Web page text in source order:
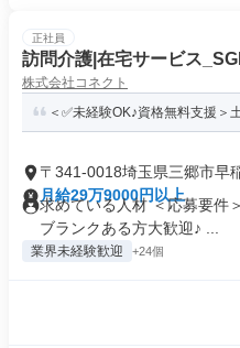
正社員
訪問介護|在宅サービス
株式会社コネクト
＜✅未経験OK♪資格無料支援＞
〒341-0018埼玉県三郷市早
月給29万9000円以上
求めている人材 ＜応募要件
ブランクある方大歓迎♪ ...
業界未経験歓迎 +24個